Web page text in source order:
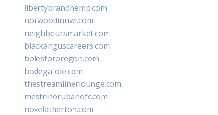
libertybrandhemp.com
norwoodinnwi.com
neighboursmarket.com
blackanguscareers.com
bolesfororegon.com
bodega-ole.com
thestreamlinerlounge.com
mestrinorubanofc.com
novelatherton.com